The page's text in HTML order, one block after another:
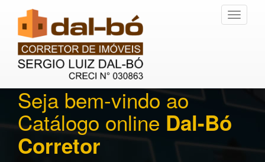
Toggle
Seja bem-vindo ao
Catálogo online Dal-Bó
Corretor